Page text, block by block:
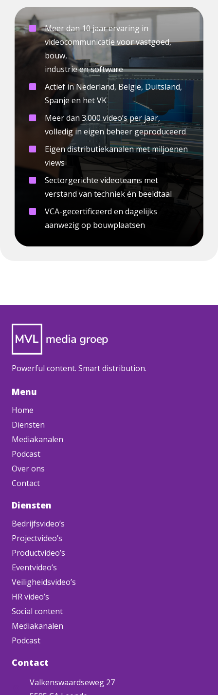
Meer dan 10 jaar ervaring in
videocommunicatie voor vastgoed,
bouw,
industrie en software
Actief in Nederland, België, Duitsland,
Spanje en het VK
Meer dan 3.000 video’s per jaar,
volledig in eigen beheer geproduceerd
Eigen distributiekanalen met miljoenen
views
Sectorgerichte videoteams met
verstand van techniek én beeldtaal
VCA-gecertificeerd en dagelijks
aanwezig op bouwplaatsen
Powerful content. Smart distribution.
Menu
Home
Diensten
Mediakanalen
Podcast
Over ons
Contact
Diensten
Bedrijfsvideo’s
Projectvideo’s
Productvideo’s
Eventvideo’s
Veiligheidsvideo’s
HR video’s
Social content
Mediakanalen
Podcast
Contact
Valkenswaardseweg 27